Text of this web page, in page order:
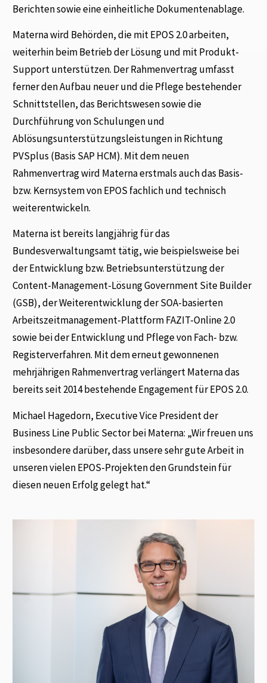
Berichten sowie eine einheitliche Dokumentenablage.
Materna wird Behörden, die mit EPOS 2.0 arbeiten,
weiterhin beim Betrieb der Lösung und mit Produkt-
Support unterstützen. Der Rahmenvertrag umfasst
ferner den Aufbau neuer und die Pflege bestehender
Schnittstellen, das Berichtswesen sowie die
Durchführung von Schulungen und
Ablösungsunterstützungsleistungen in Richtung
PVSplus (Basis SAP HCM). Mit dem neuen
Rahmenvertrag wird Materna erstmals auch das Basis-
bzw. Kernsystem von EPOS fachlich und technisch
weiterentwickeln.
Materna ist bereits langjährig für das
Bundesverwaltungsamt tätig, wie beispielsweise bei
der Entwicklung bzw. Betriebsunterstützung der
Content-Management-Lösung Government Site Builder
(GSB), der Weiterentwicklung der SOA-basierten
Arbeitszeitmanagement-Plattform FAZIT-Online 2.0
sowie bei der Entwicklung und Pflege von Fach- bzw.
Registerverfahren. Mit dem erneut gewonnenen
mehrjährigen Rahmenvertrag verlängert Materna das
bereits seit 2014 bestehende Engagement für EPOS 2.0.
Michael Hagedorn, Executive Vice President der
Business Line Public Sector bei Materna: „Wir freuen uns
insbesondere darüber, dass unsere sehr gute Arbeit in
unseren vielen EPOS-Projekten den Grundstein für
diesen neuen Erfolg gelegt hat.“